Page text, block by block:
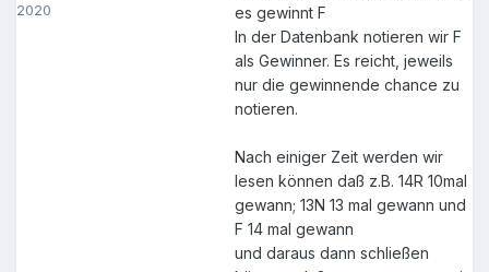
2020
es gewinnt F
In der Datenbank notieren wir F
als Gewinner. Es reicht, jeweils
nur die gewinnende chance zu
notieren.
Nach einiger Zeit werden wir
lesen können daß z.B. 14R 10mal
gewann; 13N 13 mal gewann und
F 14 mal gewann
und daraus dann schließen